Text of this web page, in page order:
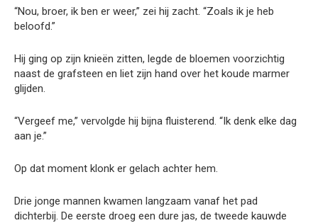
“Nou, broer, ik ben er weer,” zei hij zacht. “Zoals ik je heb
beloofd.”
Hij ging op zijn knieën zitten, legde de bloemen voorzichtig
naast de grafsteen en liet zijn hand over het koude marmer
glijden.
“Vergeef me,” vervolgde hij bijna fluisterend. “Ik denk elke dag
aan je.”
Op dat moment klonk er gelach achter hem.
Drie jonge mannen kwamen langzaam vanaf het pad
dichterbij. De eerste droeg een dure jas, de tweede kauwde